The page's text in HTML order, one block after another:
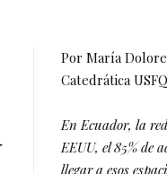
Por María
Catedrática
En Ecuador, la
EEUU, el 85% de
llegar a esos